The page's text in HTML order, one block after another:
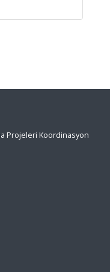
Projeleri Koordinasyon